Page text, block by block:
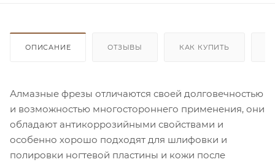
ОПИСАНИЕ ОТЗЫВЫ КАК КУПИТЬ
Алмазные фрезы отличаются своей долговечностью
и возможностью многостороннего применения, они
обладают антикоррозийными свойствами и
особенно хорошо подходят для шлифовки и
полировки ногтевой пластины и кожи после